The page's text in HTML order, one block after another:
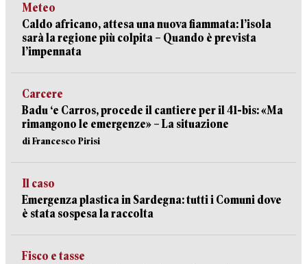
Meteo
Caldo africano, attesa una nuova fiammata: l’isola
sarà la regione più colpita – Quando è prevista
l’impennata
Carcere
Badu ‘e Carros, procede il cantiere per il 41-bis: «Ma
rimangono le emergenze» – La situazione
di Francesco Pirisi
Il caso
Emergenza plastica in Sardegna: tutti i Comuni dove
è stata sospesa la raccolta
Fisco e tasse